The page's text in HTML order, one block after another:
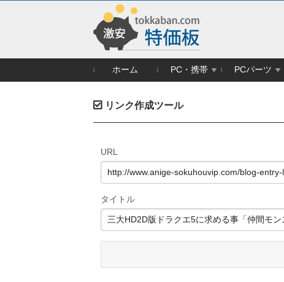
ホーム PC・携帯 PCパーツ
リンク作成ツール
URL
タイトル